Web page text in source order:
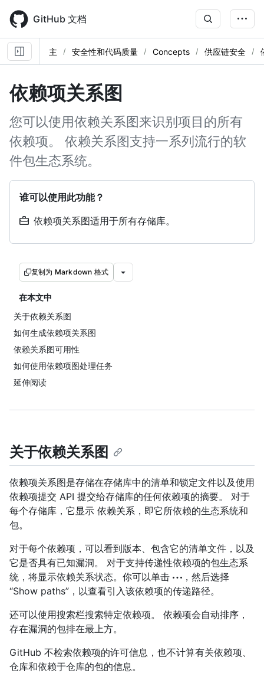
main
content
GitHub 文档
主 安全性和代码质量 Concepts 供应链安全
依赖项关系图
您可以使用依赖关系图来识别项目的所有
依赖项。 依赖关系图支持一系列流行的软
件包生态系统。
谁可以使用此功能？
依赖项关系图适用于所有存储库。
复制为 Markdown 格式
在本文中
关于依赖关系图
如何生成依赖项关系图
依赖关系图可用性
如何使用依赖项图处理任务
延伸阅读
关于依赖关系图
依赖项关系图是存储在存储库中的清单和锁定文件以及使用
依赖项提交 API 提交给存储库的任何依赖项的摘要。 对于
每个存储库，它显示 依赖关系，即它所依赖的生态系统和
包。
对于每个依赖项，可以看到版本、包含它的清单文件，以及
它是否具有已知漏洞。 对于支持传递性依赖项的包生态系
统，将显示依赖关系状态。你可以单击
，然后选择
“Show paths”，以查看引入该依赖项的传递路径。
还可以使用搜索栏搜索特定依赖项。 依赖项会自动排序，
存在漏洞的包排在最上方。
GitHub 不检索依赖项的许可信息，也不计算有关依赖项、
仓库和依赖于仓库的包的信息。